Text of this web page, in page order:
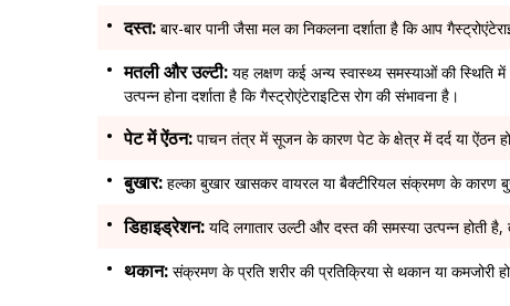
दस्त: बार-बार पानी जैसा मल का निकलना दर्शाता है कि आप
मतली और उल्टी: यह लक्षण कई अन्य स्वास्थ्य समस्याओं की स्थिति
उत्पन्न होना दर्शाता है कि गैस्ट्रोएंटेराइटिस रोग की संभावना है।
पेट में ऐंठन: पाचन तंत्र में सूजन के कारण पेट के क्षेत्र में दर्द या ऐंठन
बुखार: हल्का बुखार खासकर वायरल या बैक्टीरियल संक्रमण के कारण
डिहाइड्रेशन: यदि लगातार उल्टी और दस्त की समस्या उत्पन्न होती
थकान: संक्रमण के प्रति शरीर की प्रतिक्रिया से थकान या कमजोरी